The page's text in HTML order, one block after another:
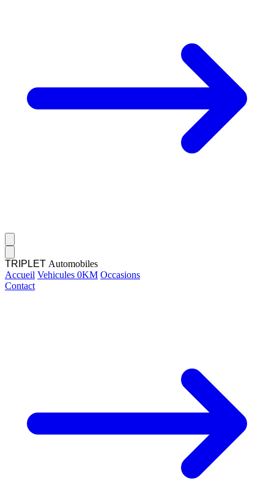
TRIPLET Automobiles
Accueil Vehicules 0KM Occasions
Contact